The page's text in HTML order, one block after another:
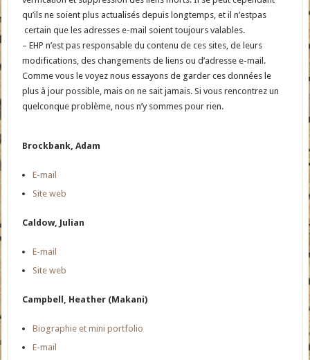
qu’ils ne soient plus actualisés depuis longtemps, et il n’estpas
certain que les adresses e-mail soient toujours valables.
– EHP n’est pas responsable du contenu de ces sites, de leurs
modifications, des changements de liens ou d’adresse e-mail.
Comme vous le voyez nous essayons de garder ces données le
plus à jour possible, mais on ne sait jamais. Si vous rencontrez un
quelconque problème, nous n’y sommes pour rien.
Brockbank, Adam
E-mail
Site web
Caldow, Julian
E-mail
Site web
Campbell, Heather (Makani)
Biographie et mini portfolio
E-mail